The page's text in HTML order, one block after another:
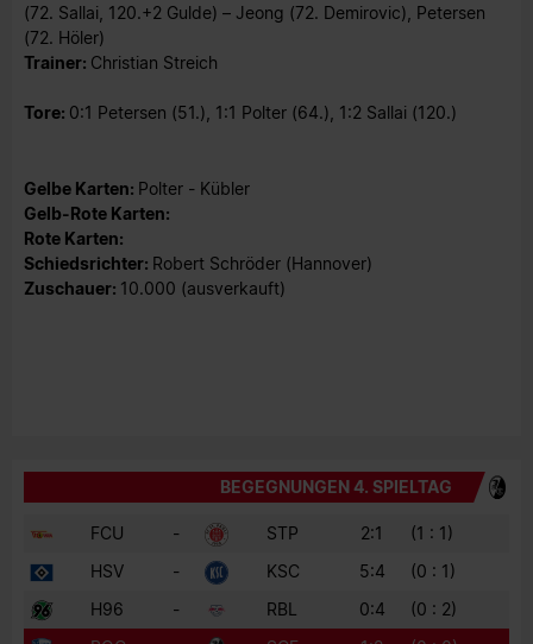
(72. Sallai, 120.+2 Gulde) – Jeong (72. Demirovic), Petersen
(72. Höler)
Trainer: Christian Streich
Tore: 0:1 Petersen (51.), 1:1 Polter (64.), 1:2 Sallai (120.)
Gelbe Karten: Polter - Kübler
Gelb-Rote Karten:
Rote Karten:
Schiedsrichter: Robert Schröder (Hannover)
Zuschauer: 10.000 (ausverkauft)
BEGEGNUNGEN 4. SPIELTAG
FCU - STP 2:1
(1 : 1)
HSV
- KSC 5:4
(0 : 1)
H96
- RBL 0:4
(0 : 2)